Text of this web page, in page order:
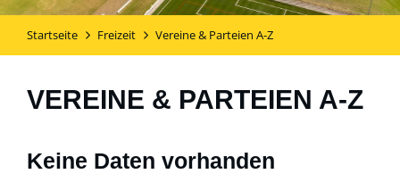
Startseite Freizeit Vereine & Parteien A-Z
VEREINE & PARTEIEN A-Z
Keine Daten vorhanden